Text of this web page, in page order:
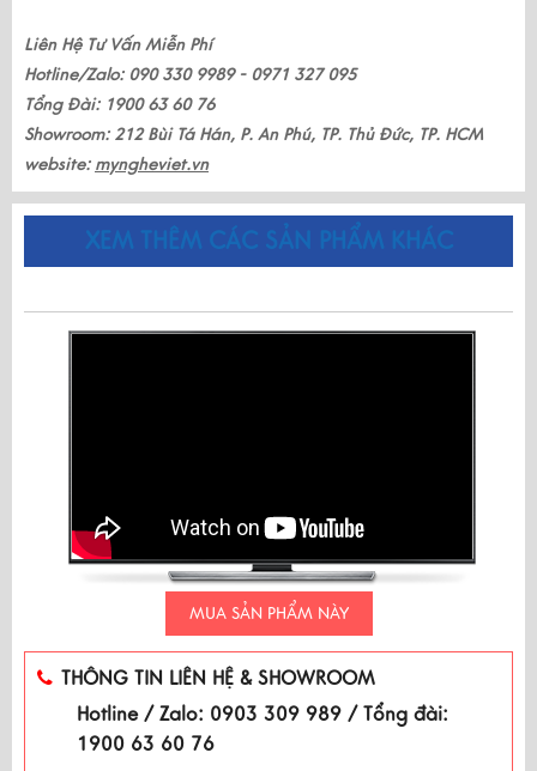
Liên Hệ Tư Vấn Miễn Phí
Hotline/Zalo: 090 330 9989 - 0971 327 095
Tổng Đài: 1900 63 60 76
Showroom: 212 Bùi Tá Hán, P. An Phú, TP. Thủ Đức, TP. HCM
website: myngheviet.vn
XEM THÊM CÁC SẢN PHẨM KHÁC
MUA SẢN PHẨM NÀY
THÔNG TIN LIÊN HỆ & SHOWROOM
Hotline / Zalo: 0903 309 989 / Tổng đài:
1900 63 60 76